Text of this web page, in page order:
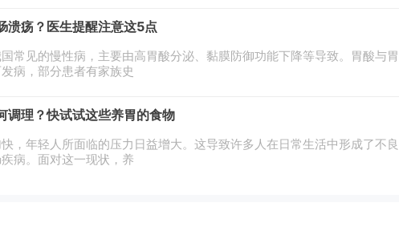
溃疡？医生提醒注意这5点
常见的慢性病，主要由高胃酸分泌、黏膜防御功能下降等导致。胃酸与
病，部分患者有家族史
调理？快试试这些养胃的食物
，年轻人所面临的压力日益增大。这导致许多人在日常生活中形成了
病。面对这一现状，养